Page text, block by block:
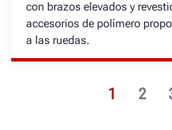
1 2
con brazos elevados y
accesorios de polímero
a las ruedas.